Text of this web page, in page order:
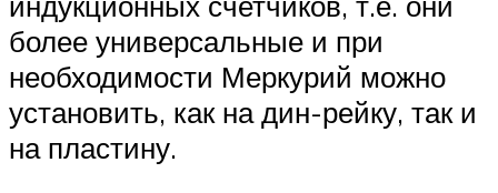
более универсальные и при
необходимости Меркурий можно
установить, как на дин-рейку, так и
на пластину.